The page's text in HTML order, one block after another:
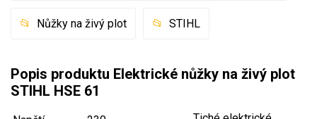
Motorové pily
Aku pily
Nůžky na živý plot STIHL
Popis produktu Elektrické nůžky na živý plot
STIHL HSE 61